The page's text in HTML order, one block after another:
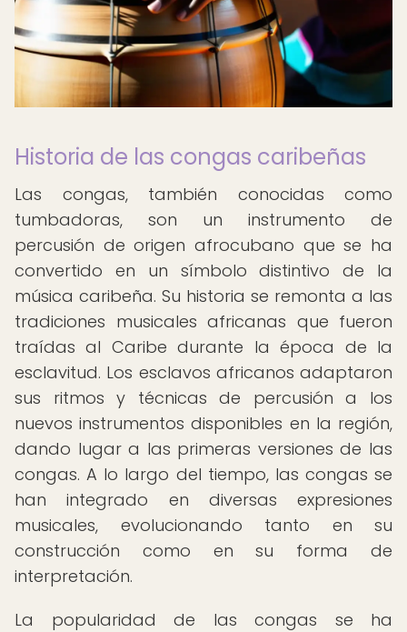
Historia de las congas caribeñas
Las congas, también conocidas como
tumbadoras, son un instrumento de
percusión de origen afrocubano que se ha
convertido en un símbolo distintivo de la
música caribeña. Su historia se remonta a las
tradiciones musicales africanas que fueron
traídas al Caribe durante la época de la
esclavitud. Los esclavos africanos adaptaron
sus ritmos y técnicas de percusión a los
nuevos instrumentos disponibles en la región,
dando lugar a las primeras versiones de las
congas. A lo largo del tiempo, las congas se
han integrado en diversas expresiones
musicales, evolucionando tanto en su
construcción como en su forma de
interpretación.
La popularidad de las congas se ha